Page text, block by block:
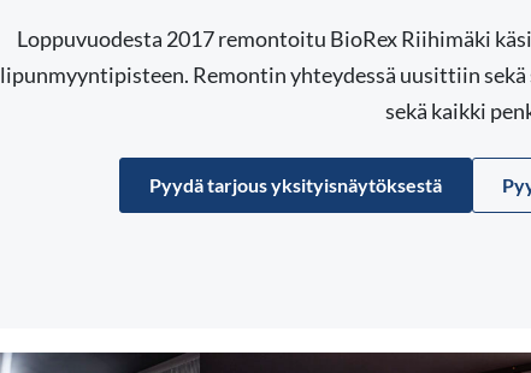
Loppuvuodesta 2017 remontoitu BioRex Riihimäki
lipunmyyntipisteen. Remontin yhteydessä uusittiin
sekä kaikki
Pyydä tarjous yksityisnäytöksestä